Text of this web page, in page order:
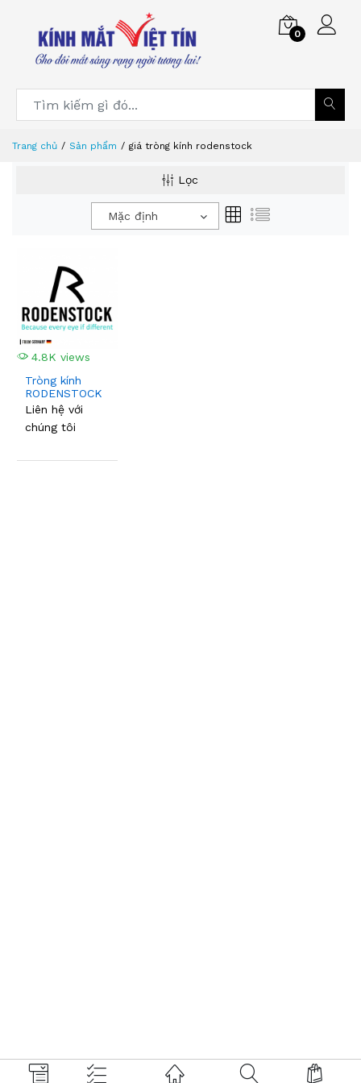
0
Trang chủ Sản phẩm giá tròng kính rodenstock
Lọc
Mặc định
4.8K views
Tròng kính
RODENSTOCK
Liên hệ với
chúng tôi